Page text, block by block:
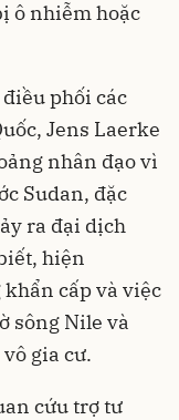
ô nhiễm hoặc
phối các
Jens Laerke
nhân đạo vì
Sudan, đặc
ra đại dịch
hiện
cấp và việc
sông Nile và
gia cư.
cứu trợ tư